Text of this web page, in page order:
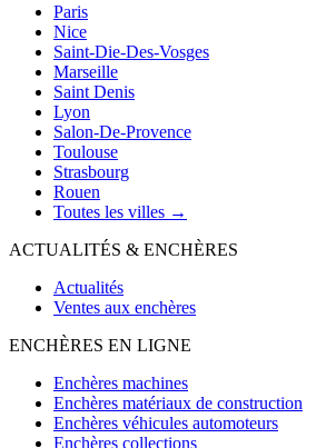
Paris
Nice
Saint-Die-Des-Vosges
Marseille
Saint Denis
Lyon
Salon-De-Provence
Toulouse
Strasbourg
Rouen
Toutes les villes →
ACTUALITÉS & ENCHÈRES
Actualités
Ventes aux enchères
ENCHÈRES EN LIGNE
Enchères machines
Enchères matériaux de construction
Enchères véhicules automoteurs
Enchères collections